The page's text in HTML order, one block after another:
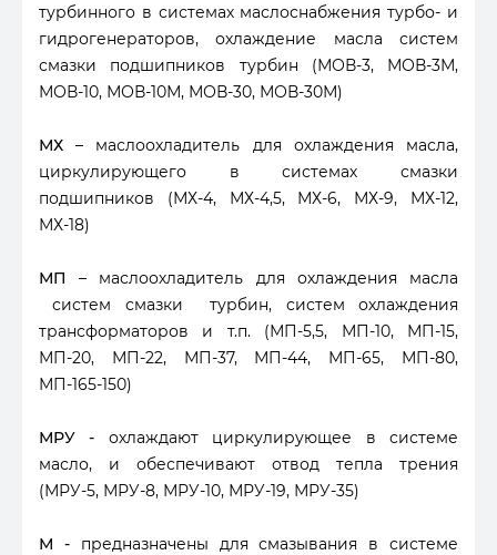
турбинного в системах маслоснабжения турбо- и
гидрогенераторов, охлаждение масла систем
смазки подшипников турбин (МОВ-3, МОВ-3М,
МОВ-10, МОВ-10М, МОВ-30, МОВ-30М)
МХ – маслоохладитель для охлаждения масла,
циркулирующего в системах смазки
подшипников (МХ-4, МХ-4,5, МХ-6, МХ-9, МХ-12,
МХ-18)
МП
– маслоохладитель для охлаждения масла
систем смазки турбин, систем охлаждения
трансформаторов и т.п. (МП-5,5, МП-10, МП-15,
МП-20, МП-22, МП-37, МП-44, МП-65, МП-80,
МП-165-150)
МРУ - охлаждают циркулирующее в системе
масло, и обеспечивают отвод тепла трения
(МРУ-5, МРУ-8, МРУ-10, МРУ-19, МРУ-35)
М - предназначены для смазывания в системе